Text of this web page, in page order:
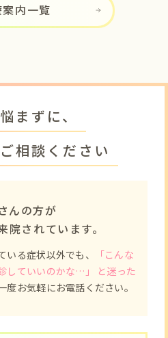
内一覧
まずに、
相談ください
んの方が
院されています。
いる症状以外でも、
「こんな
していいのかな…」 と迷った
度お気軽にお電話ください。